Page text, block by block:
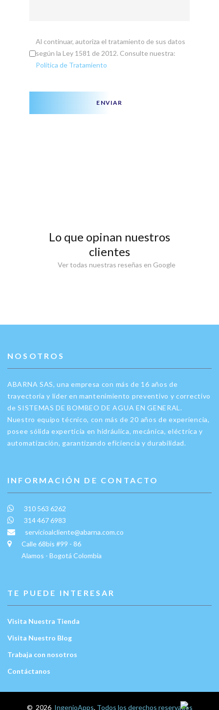
Al continuar, autoriza el tratamiento de sus datos
según la Ley 1581 de 2012. Consulte nuestra:
Política de Tratamiento
ENVIAR
Lo que opinan nuestros
clientes
Ver todas nuestras reseñas en Google
NOSOTROS
ABARNA SAS, una empresa con más de 16 años de
trayectoria y líder en mantenimiento preventivo y correctivo
de SISTEMAS DE BOMBEO DE AGUA EN GENERAL.
Nuestro equipo técnico, con más de 20 años de experiencia,
posee sólida experticia en hidráulica, mecánica, eléctrica y
automatización, garantizando eficiencia y durabilidad.
INFORMACIÓN DE CONTACTO
310 563 6262
314 467 6983
servicioalcliente@abarna.com.co
Calle 68bis #99 - 86
Alamos - Bogotá Colombia
TE PUEDE INTERESAR
Visita Nuestra Tienda
Visita Nuestro Blog
Trabaja con nosotros
Contáctanos
© 2026 IngenioApps. Todos los derechos reservados